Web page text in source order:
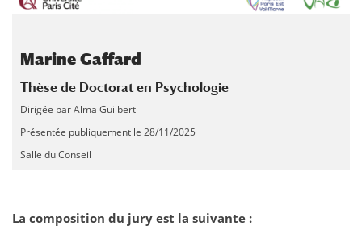
Marine Gaffard
Thèse de Doctorat en Psychologie
Dirigée par Alma Guilbert
Présentée publiquement le 28/11/2025
Salle du Conseil
La composition du jury est la suivante :